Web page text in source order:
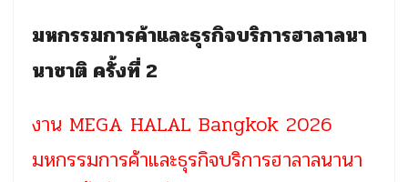
มหกรรมการค้าและธุรกิจบริการฮาลาลนา
นาชาติ ครั้งที่ 2
งาน MEGA HALAL Bangkok 2026
มหกรรมการค้าและธุรกิจบริการฮาลาลนานา